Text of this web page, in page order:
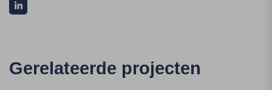
Gerelateerde projecten